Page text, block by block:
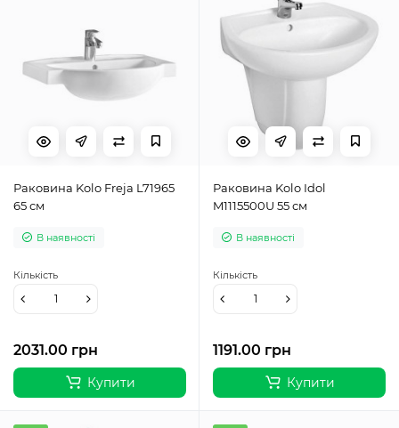
Раковина Kolo Freja L71965
65 см
В наявності
2031.00 грн
Кількість
Купити
Раковина Kolo Idol
M1115500U 55 см
В наявності
1191.00 грн
Кількість
Купити